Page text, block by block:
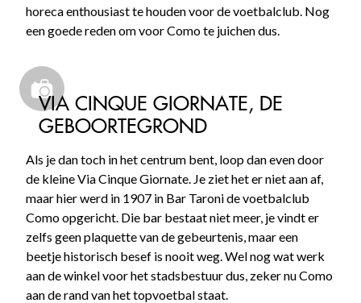
horeca enthousiast te houden voor de voetbalclub. Nog
een goede reden om voor Como te juichen dus.
VIA CINQUE GIORNATE, DE
GEBOORTEGROND
Als je dan toch in het centrum bent, loop dan even door
de kleine Via Cinque Giornate. Je ziet het er niet aan af,
maar hier werd in 1907 in Bar Taroni de voetbalclub
Como opgericht. Die bar bestaat niet meer, je vindt er
zelfs geen plaquette van de gebeurtenis, maar een
beetje historisch besef is nooit weg. Wel nog wat werk
aan de winkel voor het stadsbestuur dus, zeker nu Como
aan de rand van het topvoetbal staat.